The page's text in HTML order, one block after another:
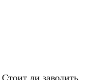
Стоит ли заводить